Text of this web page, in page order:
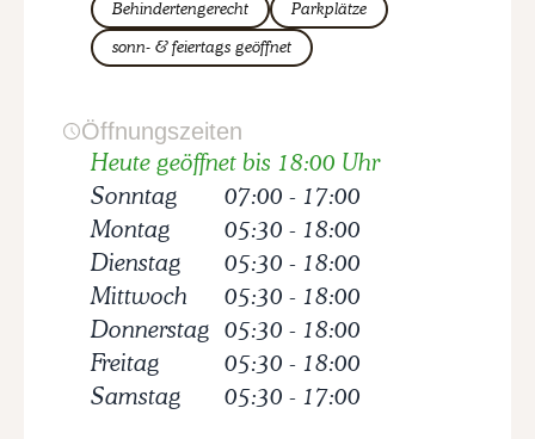
Behindertengerecht
Parkplätze
sonn- & feiertags geöffnet
Öffnungszeiten
Heute geöffnet bis 18:00 Uhr
Sonntag
07:00 - 17:00
Montag
05:30 - 18:00
Dienstag
05:30 - 18:00
Mittwoch
05:30 - 18:00
Donnerstag 05:30 - 18:00
Freitag
05:30 - 18:00
Samstag
05:30 - 17:00